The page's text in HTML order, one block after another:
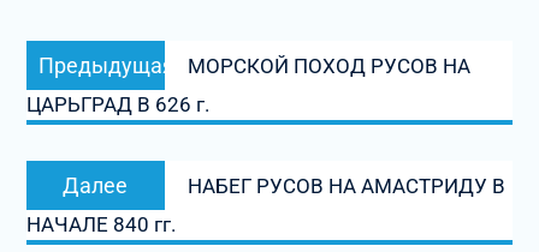
Навигация
по
записям
Предыдущая
Предыдущая
запись:
МОРСКОЙ ПОХОД РУСОВ НА
ЦАРЬГРАД В 626 г.
Далее
запись:
НАБЕГ РУСОВ НА АМАСТРИДУ В
НАЧАЛЕ 840 гг.